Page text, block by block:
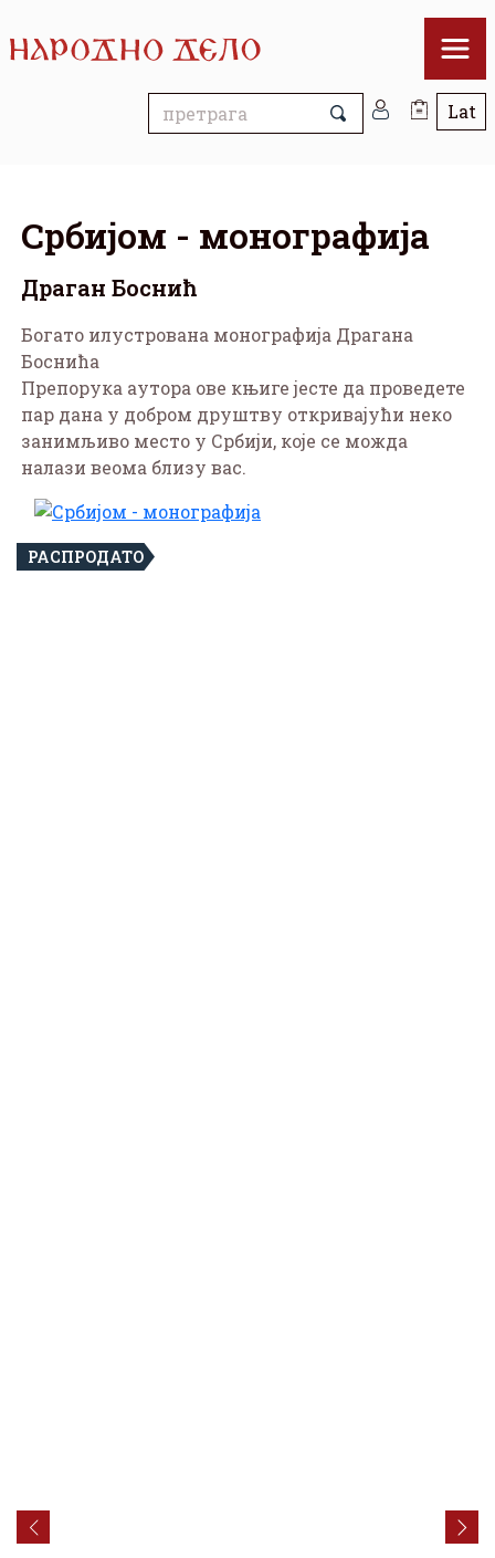
Србијом - монографија
Драган Боснић
Богато илустрована монографија Драгана
Боснића
Препорука аутора ове књиге јесте да проведете
пар дана у добром друштву откривајући неко
занимљиво место у Србији, које се можда
налази веома близу вас.
РАСПРОДАТО